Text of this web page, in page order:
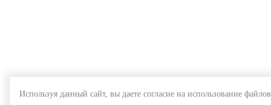
Используя данный сайт, вы даете согласие на использование